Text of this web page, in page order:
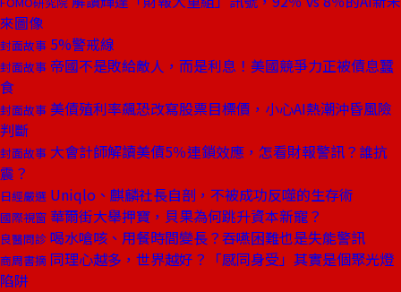
來圖像
封面故事 5%警戒線
封面故事 帝國不是敗給敵人，而是利息！美國競爭力正被債息蠶
食
封面故事 美債殖利率飆恐改寫股票目標價，小心AI熱潮沖昏風險
判斷
封面故事 大會計師解讀美債5％連鎖效應，怎看財報警訊？誰抗
震？
日經嚴選 Uniqlo、麒麟社長自剖，不被成功反噬的生存術
國際視窗 華爾街大舉押寶，貝果為何跳升資本新寵？
良醫問診 喝水嗆咳、用餐時間變長？吞嚥困難也是失能警訊
商周書摘 同理心越多，世界越好？「感同身受」其實是個聚光燈
陷阱